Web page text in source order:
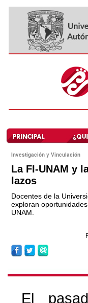
Investigación y Vinculación
La FI-UNAM y
lazos
Docentes de la
exploran
UNAM.
El